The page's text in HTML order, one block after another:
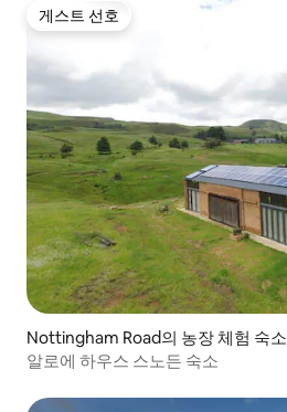
게스트 선호
게스트 선호
Nottingham Road의 농장 체험 숙소
알로에 하우스 스노든 숙소